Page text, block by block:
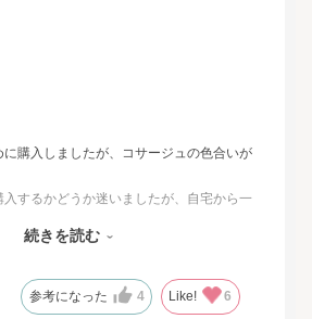
購入しましたが、コサージュの色合いが
するかどうか迷いましたが、自宅から一
写真数が多くじっくりと検討することがで
に届くのでとても便利だと思いました。
続きを読む
参考になった 4 Like! 6